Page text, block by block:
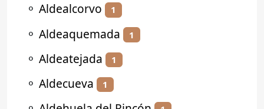
⚬ Aldealcorvo 1
⚬ Aldeaquemada 1
⚬ Aldeatejada 1
⚬ Aldecueva 1